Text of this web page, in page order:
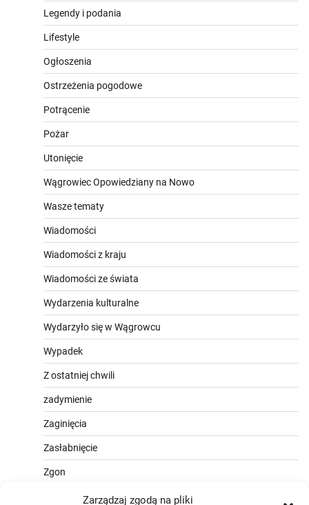
Zarządzaj zgodą na pliki
Legendy i podania
Lifestyle
Ogłoszenia
Ostrzeżenia pogodowe
Potrącenie
Pożar
Utonięcie
Wągrowiec Opowiedziany na Nowo
Wasze tematy
Wiadomości
Wiadomości z kraju
Wiadomości ze świata
Wydarzenia kulturalne
Wydarzyło się w Wągrowcu
Wypadek
Z ostatniej chwili
zadymienie
Zaginięcia
Zasłabnięcie
Zgon